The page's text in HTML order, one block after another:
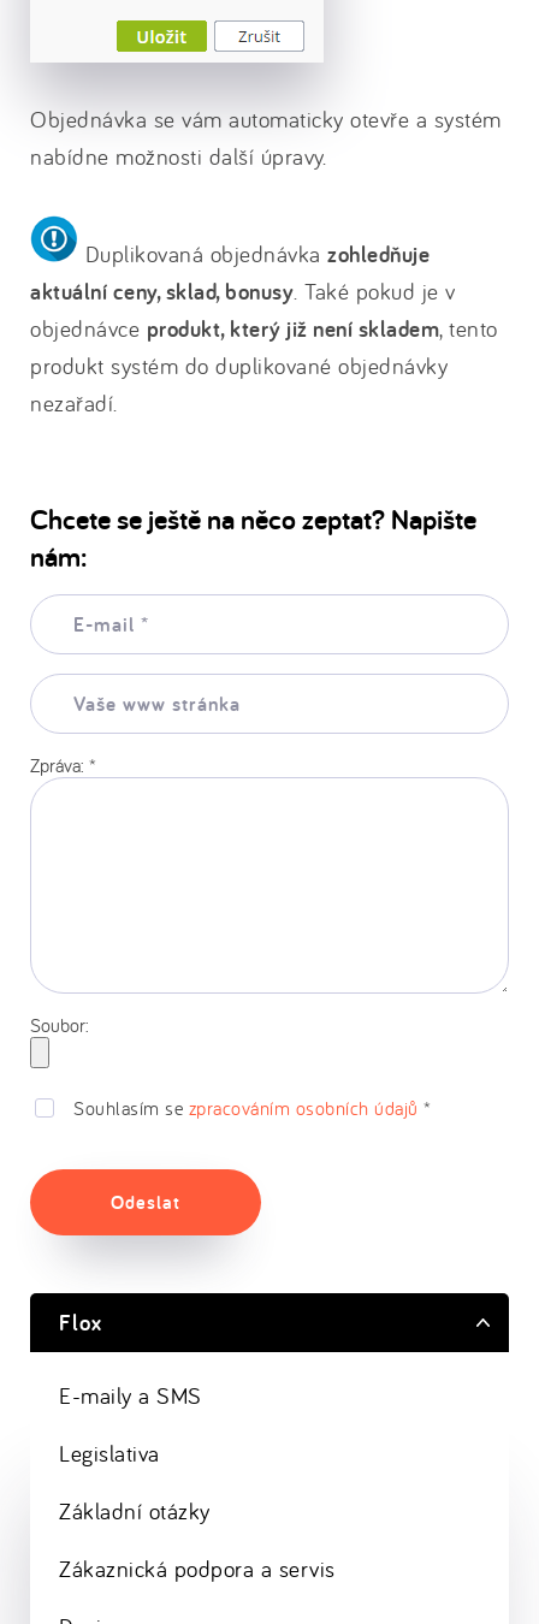
Objednávka se vám automaticky otevře a systém
nabídne možnosti další úpravy.
Duplikovaná objednávka zohledňuje
aktuální ceny, sklad, bonusy. Také pokud je v
objednávce produkt, který již není skladem, tento
produkt systém do duplikované objednávky
nezařadí.
Chcete se ještě na něco zeptat? Napište
nám:
E-
mail:
Vaše
www
stránka:
Zpráva: *
Soubor:
Souhlasím se zpracováním osobních údajů *
Odeslat
Flox
E-maily a SMS
Legislativa
Základní otázky
Zákaznická podpora a servis